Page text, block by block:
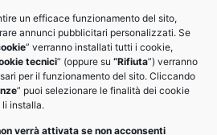
un efficace funzionamento del sito,
annunci pubblicitari personalizzati. Se
” verranno installati tutti i cookie,
tecnici” (oppure su “Rifiuta”) verranno
per il funzionamento del sito. Cliccando
” puoi selezionare le finalità dei cookie
installa.
verrà attivata se non acconsenti
una strategia integrata di